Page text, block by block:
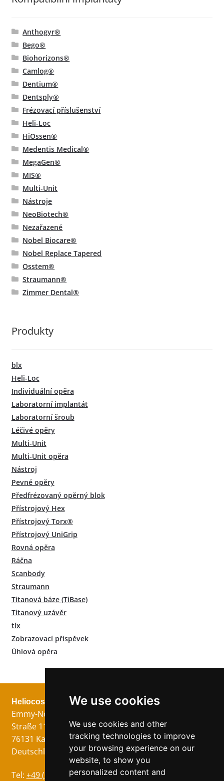
We use cookies
We use cookies and other
tracking technologies to improve
your browsing experience on our
website, to show you
personalized content and
Anthogyr®
Bego®
Biohorizons®
Camlog®
Dentium®
Dentsply®
Frézovací příslušenství
Heli-Loc
HiOssen®
Medentis Medical®
MegaGen®
MIS®
Multi-Unit
Nástroje
NeoBiotech®
Nezařazené
Nobel Biocare®
Nobel Replace Tapered
Osstem®
Straumann®
Zimmer Dental®
Produkty
blx
Heli-Loc
Individuální opěra
Laboratorní implantát
Laboratorní šroub
Léčivé opěry
Multi-Unit
Multi-Unit opěra
Nástroj
Pevné opěry
Předfrézovaný opěrný blok
Přístrojový Hex
Přístrojový Torx®
Přístrojový UniGrip
Rovná opěra
Ráčna
Scanbody
Straumann
Titanová báze (TiBase)
Titanový uzávěr
tlx
Zobrazovací příspěvek
Úhlová opěra
Heliocos GmbH
Emmy-Noether-
Straße 11
76131 Karlsruhe
Deutschland
Tel: +49 (0)721 75
Právní
Ochrana dat
VOP
Následuj nás!
Jazyky